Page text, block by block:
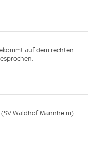
auf dem rechten
Waldhof Mannheim).